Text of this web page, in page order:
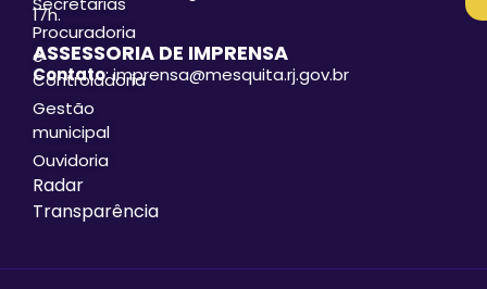
Procuradoria
e
Controladoria
Gestão
municipal
Ouvidoria
Radar
Transparência
17h.
ASSESSORIA DE IMPRENSA
Contato: imprensa@mesquita.rj.gov.br